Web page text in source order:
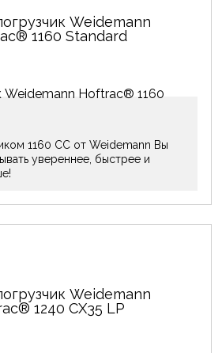
Weidemann Hoftrac® 1160
1160 CC от Weidemann Вы
увереннее, быстрее и